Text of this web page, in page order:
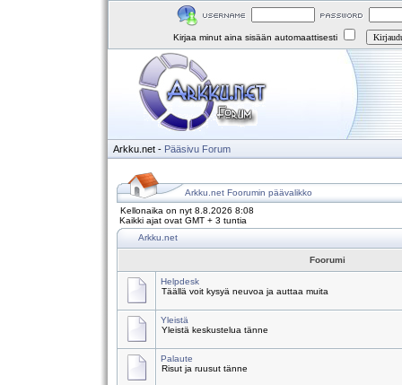
Kirjaa minut aina sisään automaattisesti
Arkku.net - Pääsivu Forum
Arkku.net Foorumin päävalikko
Kellonaika on nyt 8.8.2026 8:08
Kaikki ajat ovat GMT + 3 tuntia
Arkku.net
Foorumi
Helpdesk
Täällä voit kysyä neuvoa ja auttaa muita
Yleistä
Yleistä keskustelua tänne
Palaute
Risut ja ruusut tänne